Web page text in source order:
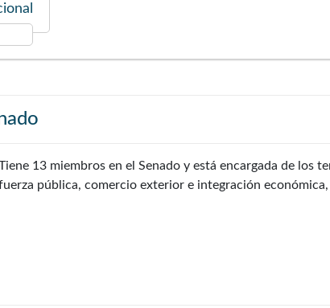
13 miembros en el Senado y está encargada de los
pública, comercio exterior e integración